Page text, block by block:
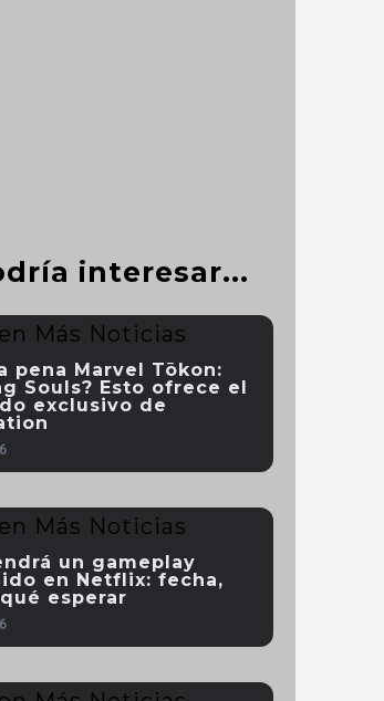
interesar...
pena Marvel Tōkon:
Souls? Esto ofrece el
exclusivo de
un gameplay
en Netflix: fecha,
esperar